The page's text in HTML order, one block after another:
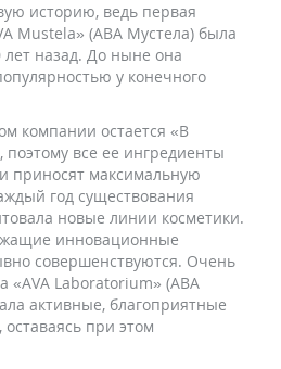
историю, ведь первая
Mustela» (АВА Мустела) была
лет назад. До ныне она
у конечного
компании остается «В
все ее ингредиенты
приносят максимальную
год существования
новые линии косметики.
инновационные
совершенствуются. Очень
«AVA Laboratorium» (АВА
активные, благоприятные
при этом